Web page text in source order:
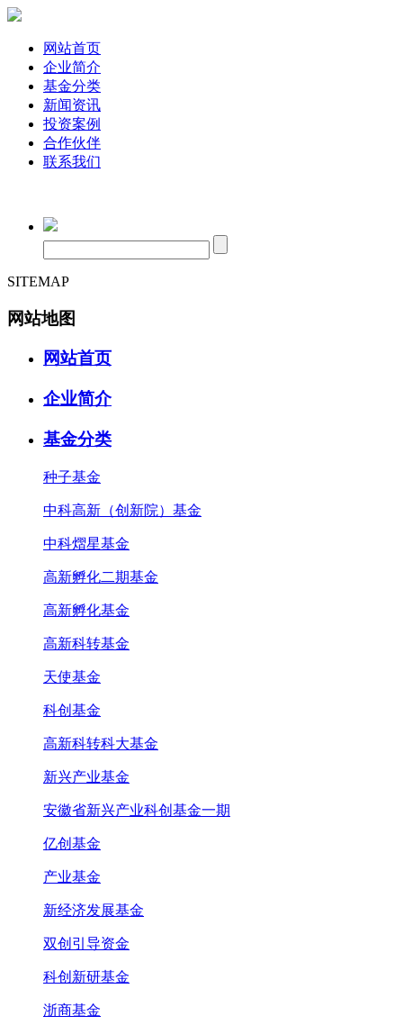
网站首页
企业简介
基金分类
新闻资讯
投资案例
合作伙伴
联系我们
SITEMAP
网站地图
网站首页
企业简介
基金分类
种子基金
中科高新（创新院）基金
中科熠星基金
高新孵化二期基金
高新孵化基金
高新科转基金
天使基金
科创基金
高新科转科大基金
新兴产业基金
安徽省新兴产业科创基金一期
亿创基金
产业基金
新经济发展基金
双创引导资金
科创新研基金
浙商基金